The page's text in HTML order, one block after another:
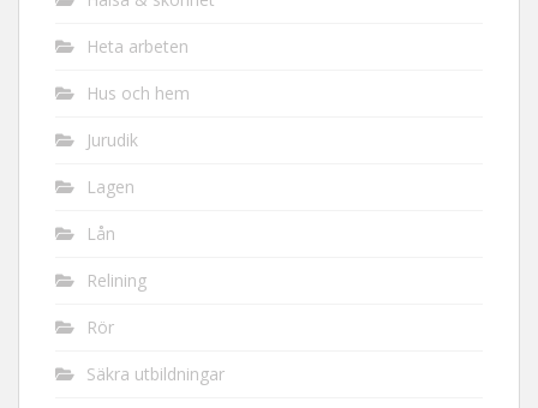
Heta arbeten
Hus och hem
Jurudik
Lagen
Lån
Relining
Rör
Säkra utbildningar